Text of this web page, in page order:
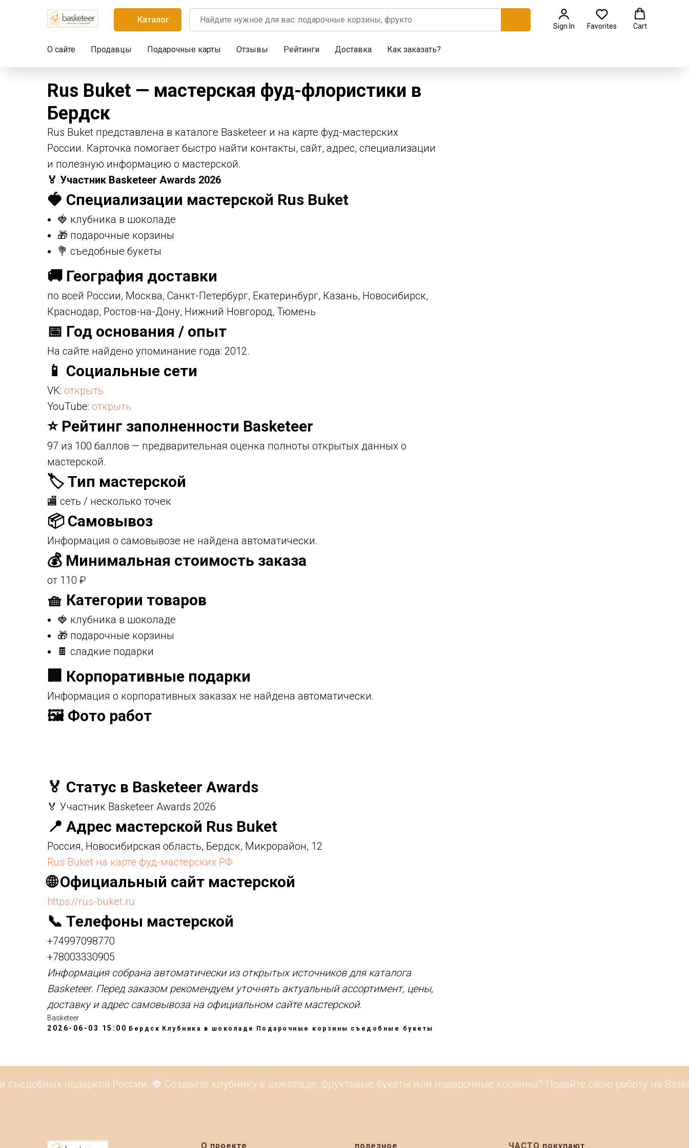
Каталог
Sign In Favorites Cart
О сайте Продавцы Подарочные карты Отзывы Рейтинги Доставка Как заказать?
Rus Buket — мастерская фуд-флористики в
Бердск
Rus Buket представлена в каталоге Basketeer и на карте фуд-мастерских
России. Карточка помогает быстро найти контакты, сайт, адрес, специализации
и полезную информацию о мастерской.
🏅 Участник Basketeer Awards 2026
🍓 Специализации мастерской Rus Buket
🍓 клубника в шоколаде
🎁 подарочные корзины
💐 съедобные букеты
🚚 География доставки
по всей России, Москва, Санкт-Петербург, Екатеринбург, Казань, Новосибирск,
Краснодар, Ростов-на-Дону, Нижний Новгород, Тюмень
📅 Год основания / опыт
На сайте найдено упоминание года: 2012.
📱 Социальные сети
VK: открыть
YouTube: открыть
⭐ Рейтинг заполненности Basketeer
97 из 100 баллов — предварительная оценка полноты открытых данных о
мастерской.
🏷️ Тип мастерской
🏬 сеть / несколько точек
📦 Самовывоз
Информация о самовывозе не найдена автоматически.
💰 Минимальная стоимость заказа
от 110 ₽
🧺 Категории товаров
🍓 клубника в шоколаде
🎁 подарочные корзины
🍫 сладкие подарки
🏢 Корпоративные подарки
Информация о корпоративных заказах не найдена автоматически.
🖼️ Фото работ
🏅 Статус в Basketeer Awards
🏅 Участник Basketeer Awards 2026
📍 Адрес мастерской Rus Buket
Россия, Новосибирская область, Бердск, Микрорайон, 12
Rus Buket на карте фуд-мастерских РФ
🌐 Официальный сайт мастерской
https://rus-buket.ru
📞 Телефоны мастерской
+74997098770
+78003330905
Информация собрана автоматически из открытых источников для каталога
Basketeer. Перед заказом рекомендуем уточнять актуальный ассортимент, цены,
доставку и адрес самовывоза на официальном сайте мастерской.
Basketeer
2026-06-03 15:00
Бердск Клубника в шоколаде Подарочные корзины съедобные букеты
подарков России. 🍓 Создаёте клубнику в шоколаде, фруктовые букеты или подарочные корзины? Подайте свою работу на
О проекте полезное ЧАСТО покупают